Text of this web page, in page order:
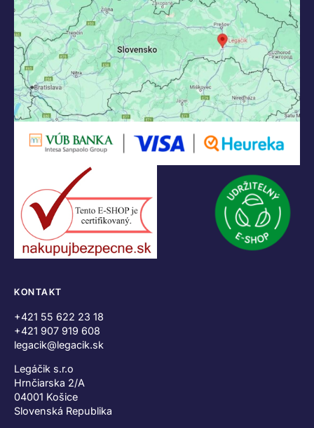
KONTAKT
+421 55 622 23 18
+421 907 919 608
legacik@legacik.sk
Legáčik s.r.o
Hrnčiarska 2/A
04001 Košice
Slovenská Republika